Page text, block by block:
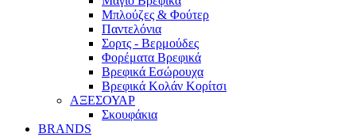
Mπλούζες & Φούτερ
Παντελόνια
Σορτς - Βερμούδες
Φορέματα Βρεφικά
Βρεφικά Εσώρουχα
Βρεφικά Κολάν Κορίτσι
ΑΞΕΣΟΥΑΡ
Σκουφάκια
BRANDS